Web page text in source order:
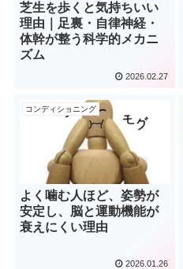
芝生を歩くと気持ちいい
理由｜足裏・自律神経・
体幹が整う科学的メカニ
ズム
2026.02.27
コンディショニング
よく噛む人ほど、姿勢が
安定し、脳と運動機能が
衰えにくい理由
2026.01.26